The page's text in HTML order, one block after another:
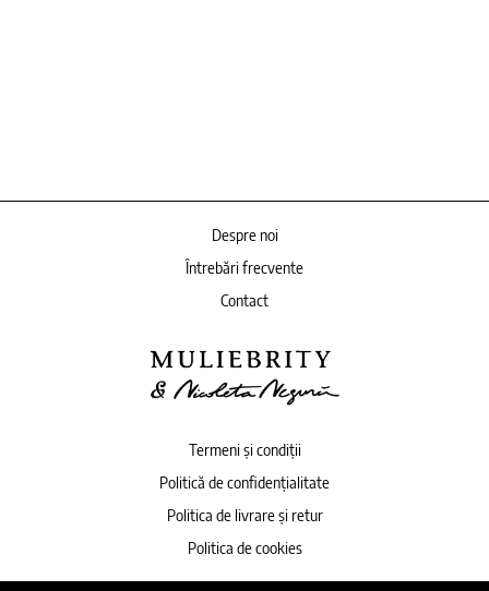
Despre noi
Întrebări frecvente
Contact
Termeni și condiții
Politică de confidențialitate
Politica de livrare și retur
Politica de cookies